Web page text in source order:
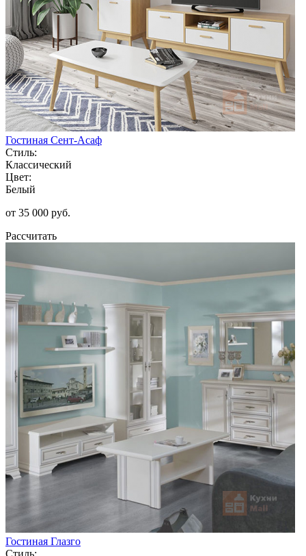
Гостиная Сент-Асаф
Стиль:
Классический
Цвет:
Белый
от 35 000 руб.
Рассчитать
Гостиная Глазго
Стиль: